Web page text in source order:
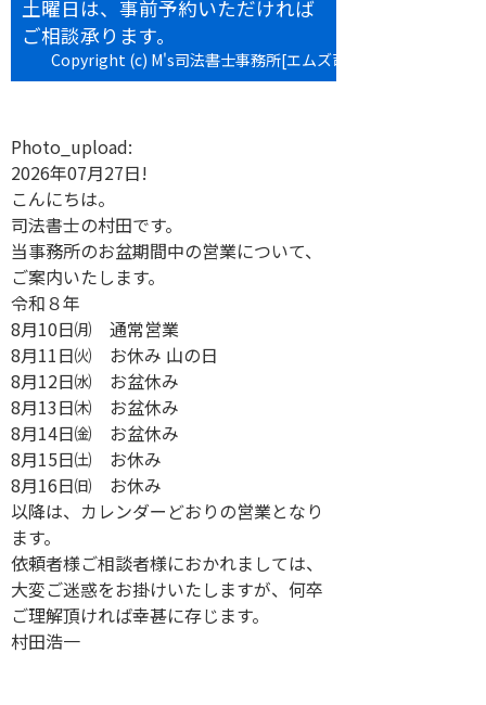
土曜日は、事前予約いただければ
ご相談承ります。
Copyright (c) M's司法書士事務所[エムズ司法書士事務所] All
Photo_upload:
2026年07月27日!
こんにちは。
司法書士の村田です。
当事務所のお盆期間中の営業について、
ご案内いたします。
令和８年
8月10日㈪ 通常営業
8月11日㈫ お休み 山の日
8月12日㈬ お盆休み
8月13日㈭ お盆休み
8月14日㈮ お盆休み
8月15日㈯ お休み
8月16日㈰ お休み
以降は、カレンダーどおりの営業となり
ます。
依頼者様ご相談者様におかれましては、
大変ご迷惑をお掛けいたしますが、何卒
ご理解頂ければ幸甚に存じます。
村田浩一